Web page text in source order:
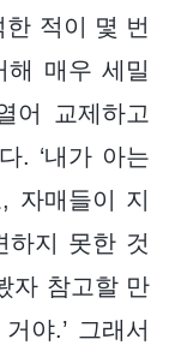
적이 몇 번
해 매우 세밀
어 교제하고
. ‘내가 아는
자매들이 지
하지 못한 것
자 참고할 만
야.’ 그래서